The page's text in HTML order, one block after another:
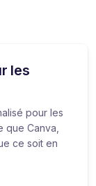
les
pour les
Canva,
ce soit en